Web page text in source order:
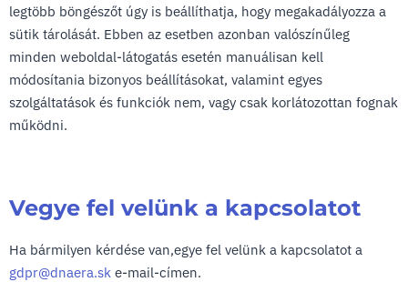
legtöbb böngészőt úgy is beállíthatja, hogy megakadályozza a
sütik tárolását. Ebben az esetben azonban valószínűleg
minden weboldal-látogatás esetén manuálisan kell
módosítania bizonyos beállításokat, valamint egyes
szolgáltatások és funkciók nem, vagy csak korlátozottan fognak
működni.
Vegye fel velünk a kapcsolatot
Ha bármilyen kérdése van,egye fel velünk a kapcsolatot a
gdpr@dnaera.sk e-mail-címen.